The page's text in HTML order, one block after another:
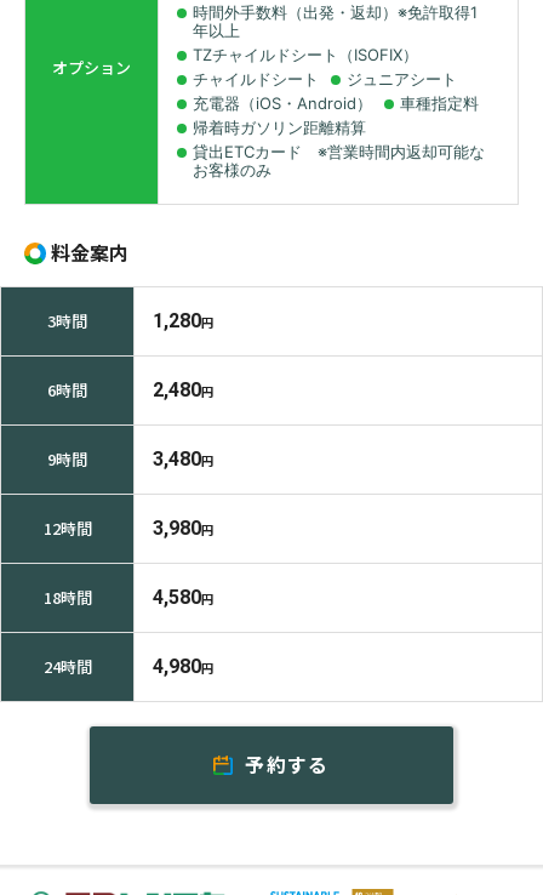
オプション
時間外手数料（出発・返却）※免許取得1
年以上
TZチャイルドシート（ISOFIX）
チャイルドシート
ジュニアシート
充電器（iOS・Android）
車種指定料
帰着時ガソリン距離精算
貸出ETCカード ※営業時間内返却可能な
お客様のみ
料金案内
3時間 1,280円
6時間 2,480円
9時間 3,480円
12時間 3,980円
18時間 4,580円
24時間 4,980円
予約する